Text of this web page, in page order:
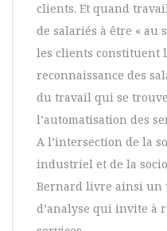
clients. Et quand
de salariés à être « au
les clients constituent
reconnaissance des
du travail qui se
l’automatisation des
A l’intersection de la
industriel et de la
Bernard livre ainsi un
d’analyse qui invite à